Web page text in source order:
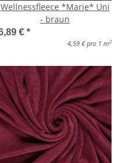
Wellnessfleece *Marie* Uni
- braun
€ *
4,59 € pro 1 m 2